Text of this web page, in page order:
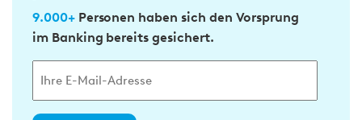
9.000+Personen haben sich den Vorsprung
im Banking bereits gesichert.